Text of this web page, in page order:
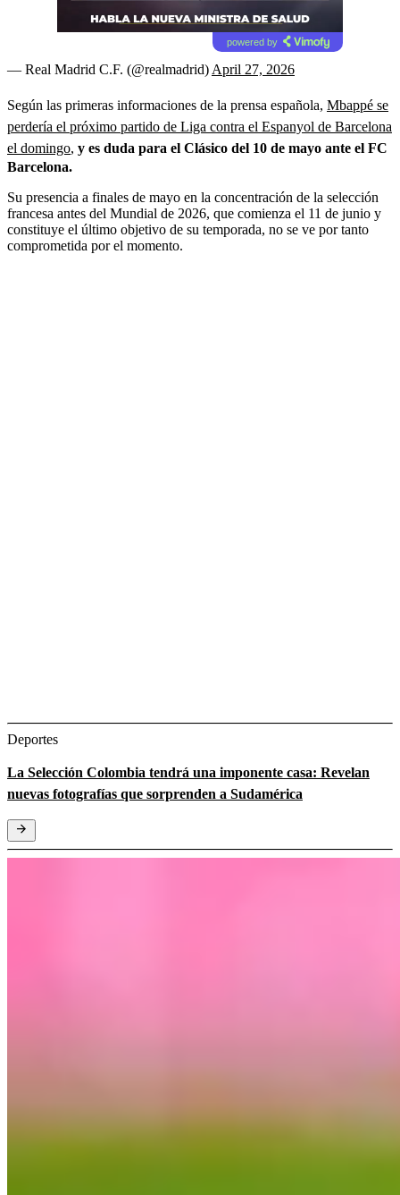
powered by
— Real Madrid C.F. (@realmadrid)April 27, 2026
Según las primeras informaciones de la prensa española, Mbappé se
perdería el próximo partido de Liga contra el Espanyol de Barcelona
el domingo, y es duda para el Clásico del 10 de mayo ante el FC
Barcelona.
Su presencia a finales de mayo en la concentración de la selección
francesa antes del Mundial de 2026, que comienza el 11 de junio y
constituye el último objetivo de su temporada, no se ve por tanto
comprometida por el momento.
Deportes
La Selección Colombia tendrá una imponente casa: Revelan
nuevas fotografías que sorprenden a Sudamérica